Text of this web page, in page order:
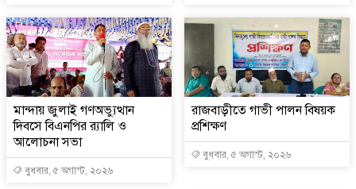
মান্দায় জুলাই গণঅভ্যুত্থান
দিবসে বিএনপির র‍্যালি ও
আলোচনা সভা
বুধবার, ৫ অগাস্ট, ২০২৬
রাজবাড়ীতে গাভী পালন বিষয়ক
প্রশিক্ষণ
বুধবার, ৫ অগাস্ট, ২০২৬